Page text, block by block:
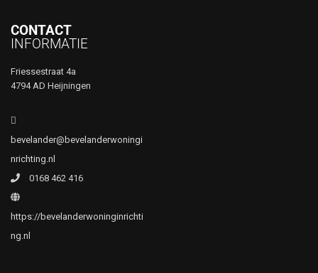
CONTACT
INFORMATIE
Friessestraat 4a
4794 AD Heijningen
bevelander@bevelanderwoningi
nrichting.nl
0168 462 416
https://bevelanderwoninginrichti
ng.nl